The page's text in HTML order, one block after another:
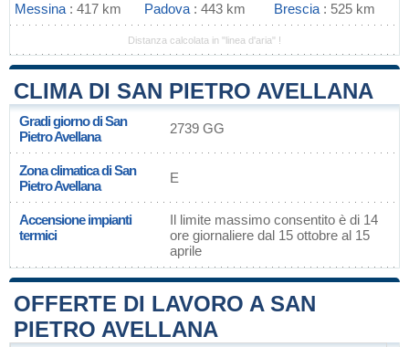
Messina : 417 km Padova : 443 km Brescia : 525 km
Distanza calcolata in "linea d'aria" !
CLIMA DI SAN PIETRO AVELLANA
Gradi giorno di San
Pietro Avellana
2739 GG
Zona climatica di San
Pietro Avellana
E
Accensione impianti
termici
Il limite massimo consentito è di 14
ore giornaliere dal 15 ottobre al 15
aprile
OFFERTE DI LAVORO A SAN
PIETRO AVELLANA